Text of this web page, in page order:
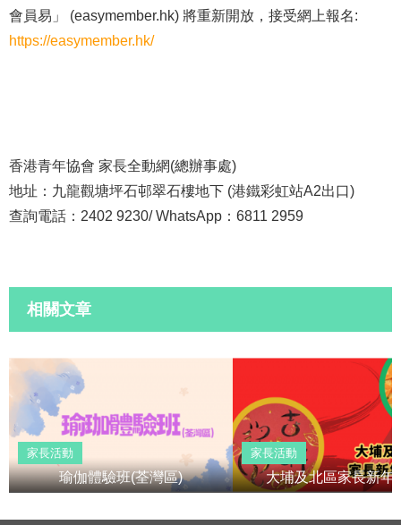
會員易」 (easymember.hk) 將重新開放，接受網上報名:
https://easymember.hk/
香港青年協會 家長全動網(總辦事處)
地址：九龍觀塘坪石邨翠石樓地下 (港鐵彩虹站A2出口)
查詢電話：2402 9230/ WhatsApp：6811 2959
相關文章
家長活動
瑜伽體驗班(荃灣區)
家長活動
大埔及北區家長新年